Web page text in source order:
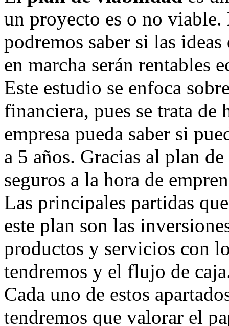
un proyecto es o no viable.
podremos saber si las
en marcha serán rentables
Este estudio se enfoca
financiera, pues se trata de
empresa pueda saber si
a 5 años. Gracias al plan
seguros a la hora de
Las principales partidas
este plan son las
productos y servicios con
tendremos y el flujo de
Cada uno de estos
tendremos que valorar el